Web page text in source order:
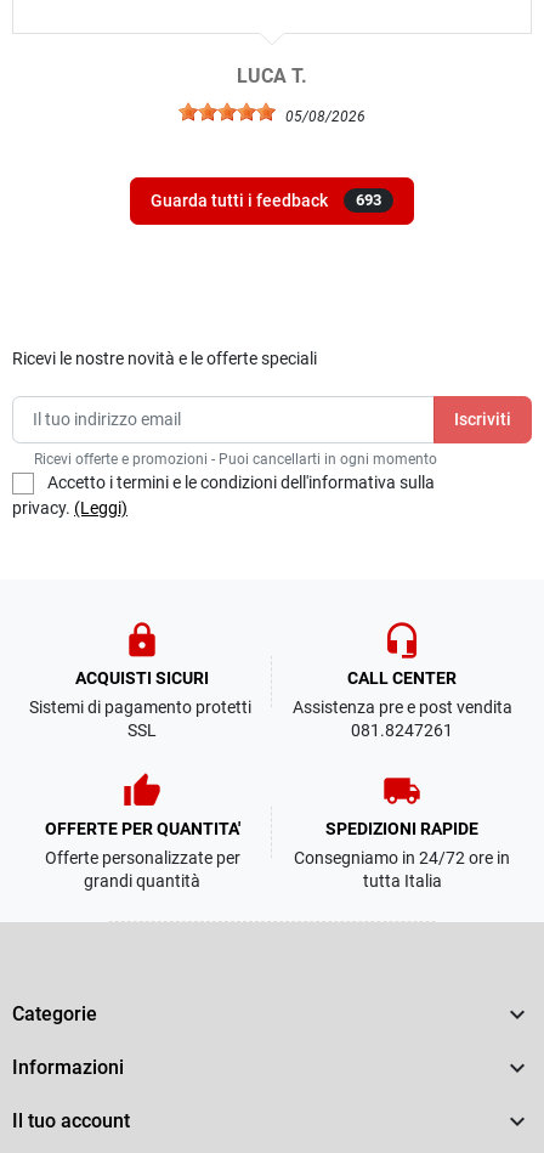
LUCA T.
05/08/2026
Guarda tutti i feedback 693
Ricevi le nostre novità e le offerte speciali
Ricevi offerte e promozioni - Puoi cancellarti in ogni momento
Accetto i termini e le condizioni dell'informativa sulla
privacy. (Leggi)
lock
ACQUISTI SICURI
Sistemi di pagamento protetti
SSL
headset_mic
CALL CENTER
Assistenza pre e post vendita
081.8247261
thumb_up
OFFERTE PER QUANTITA'
Offerte personalizzate per
grandi quantità
local_shipping
SPEDIZIONI RAPIDE
Consegniamo in 24/72 ore in
tutta Italia
Categorie 
Informazioni 
Il tuo account 